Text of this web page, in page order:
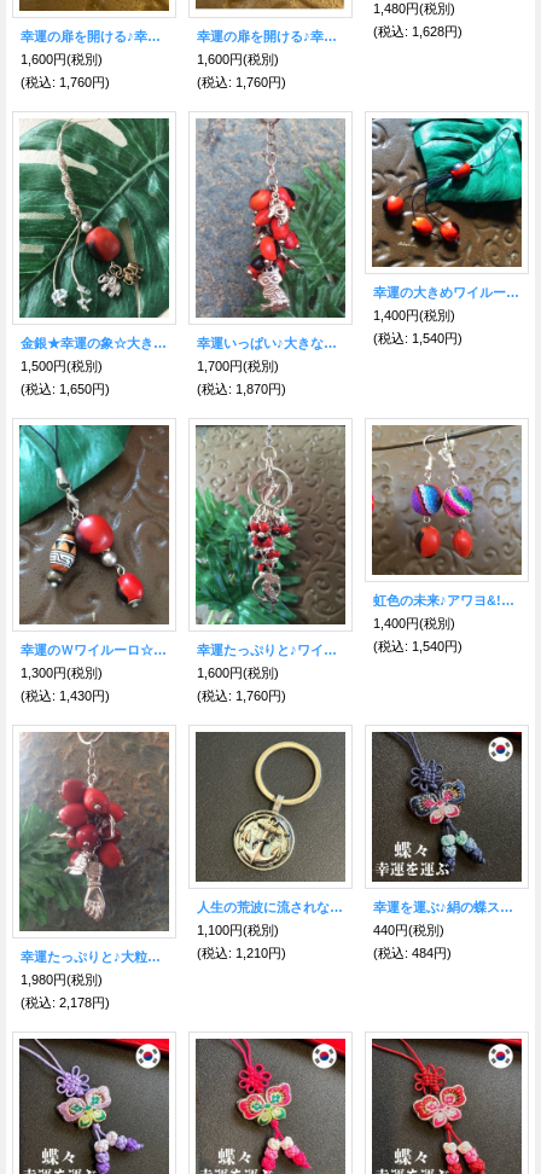
幸運の扉を開ける♪幸運のワイルーロ☆ストラップ 鍵＆愛情のハート
1,600円(税別)
(税込: 1,760円)
幸運の扉を開ける♪幸運のワイルーロ☆ストラップ 鍵＆願望成就の星
1,600円(税別)
(税込: 1,760円)
1,480円(税別)
(税込: 1,628円)
金銀★幸運の象☆大きめワイルーロ ストラップ！！
1,500円(税別)
(税込: 1,650円)
幸運いっぱい♪大きなワイルーロ☆キーホルダー イルカ＆フクロウ&ハート
1,700円(税別)
(税込: 1,870円)
幸運の大きめワイルーロストラップ
1,400円(税別)
(税込: 1,540円)
幸運のＷワイルーロ☆インカビーズ付き Ｂ
1,300円(税別)
(税込: 1,430円)
幸運たっぷりと♪ワイルーロ☆キーホルダー イルカ＆オウム
1,600円(税別)
(税込: 1,760円)
虹色の未来♪アワヨ&!ラッキーワイルーロ☆ピアス ブルー系
1,400円(税別)
(税込: 1,540円)
幸運たっぷりと♪大粒ワイルーロ☆キーホルダー ハンド イルカ＆フクロウ・ハート
1,980円(税別)
(税込: 2,178円)
人生の荒波に流されない！人との絆を繋ぎ留め離さない！安定した絆を作る！錨（いかり）キーリング
1,100円(税別)
(税込: 1,210円)
幸運を運ぶ♪絹の蝶ストラップ紺
440円(税別)
(税込: 484円)